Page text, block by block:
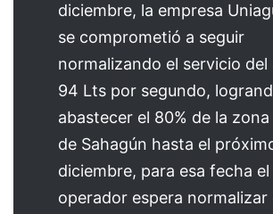
diciembre, la empresa
se comprometió a seguir
normalizando el servicio del
94 Lts por segundo,
abastecer el 80% de la
de Sahagún hasta el
diciembre, para esa fecha el
operador espera normalizar